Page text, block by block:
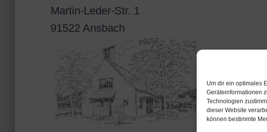
Um dir ein optimales
Geräteinformationen
Technologien
dieser Website
können bestimmte
Martin-Leder-Str. 1
91522 Ansbach